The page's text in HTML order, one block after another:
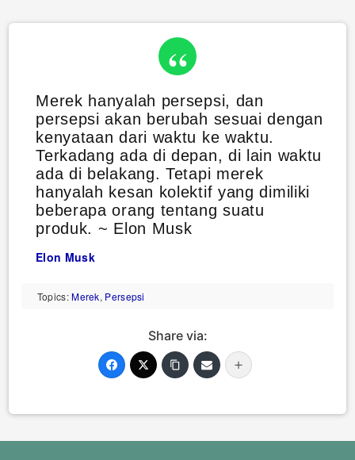
Merek hanyalah persepsi, dan
persepsi akan berubah sesuai dengan
kenyataan dari waktu ke waktu.
Terkadang ada di depan, di lain waktu
ada di belakang. Tetapi merek
hanyalah kesan kolektif yang dimiliki
beberapa orang tentang suatu
produk. ~ Elon Musk
Elon Musk
Topics:Merek, Persepsi
Share via: